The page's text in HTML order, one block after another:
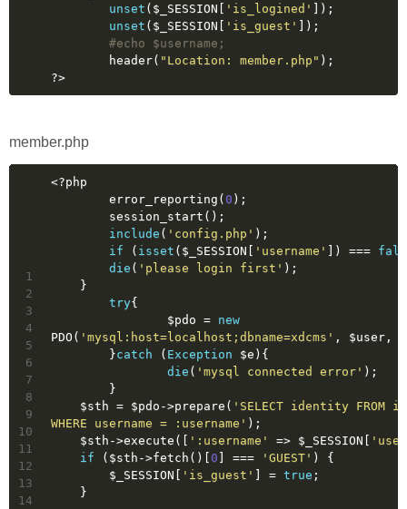
unset ($_SESSION[ 'is_logined' ]);
unset ($_SESSION[ 'is_guest' ]);
#echo $username;
	header(
"Location: member.php" );
?>
member.php
1
2
3
4
5
6
7
8
9
10
11
12
13
14
<?php
	error_reporting(
0 );
	session_start();
include ( 'config.php' );
if ( isset ($_SESSION[ 'username' ]) ===
die ( 'please login first' );
    }
try{
		$pdo =
new
PDO( 'mysql:host=localhost;dbname=xdcms' , $user,
	}
catch ( Exception $e){
die ( 'mysql connected error' );
	}
    $sth = $pdo->prepare(
'SELECT identity FROM
WHERE username = :username' );
    $sth->execute([
':username' => $_SESSION[
if ($sth->fetch()[ 0 ] === 'GUEST' ) {
        $_SESSION[
'is_guest' ] = true ;
    }